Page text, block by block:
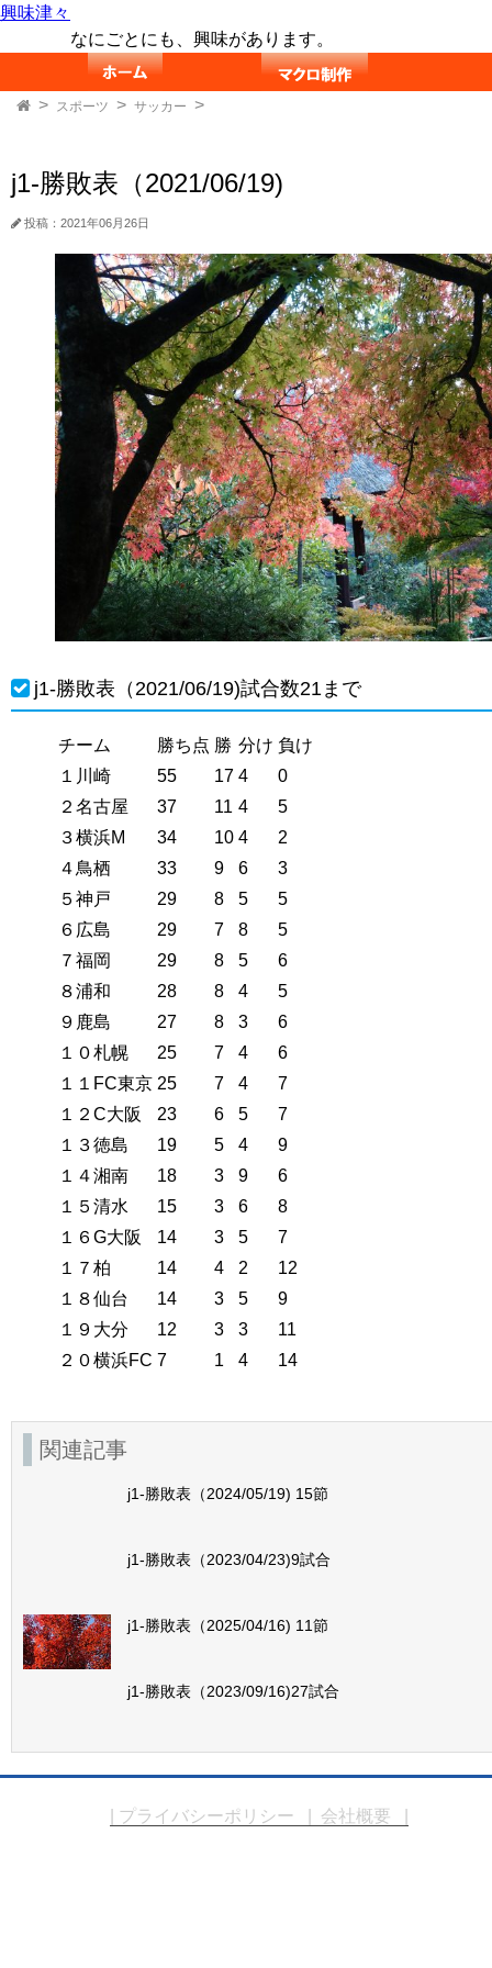
興味津々
なにごとにも、興味があります。
スポーツ サッカー
j1-勝敗表（2021/06/19)
投稿：2021年06月26日
j1-勝敗表（2021/06/19)試合数21まで
チーム 勝ち点 勝 分け 負け
１川崎
55 17 4
0
２名古屋
37 11 4
5
３横浜M
34 10 4
2
４鳥栖
33 9 6
3
５神戸
29 8 5
5
６広島
29 7 8
5
７福岡
29 8 5
6
８浦和
28 8 4
5
９鹿島
27 8 3
6
１０札幌
25 7 4
6
１１FC東京 25 7 4
7
１２C大阪
23 6 5
7
１３徳島
19 5 4
9
１４湘南
18 3 9
6
１５清水
15 3 6
8
１６G大阪
14 3 5
7
１７柏
14 4 2
12
１８仙台
14 3 5
9
１９大分
12 3 3
11
２０横浜FC 7 1 4 14
関連記事
j1-勝敗表（2024/05/19) 15節
j1-勝敗表（2023/04/23)9試合
j1-勝敗表（2025/04/16) 11節
j1-勝敗表（2023/09/16)27試合
| プライバシーポリシー
| 会社概要 |